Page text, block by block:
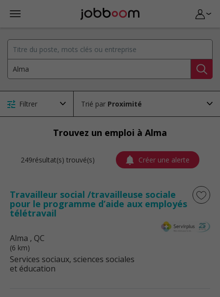
Filtrer Trié par
Trouvez un emploi à Alma
249résultat(s) trouvé(s) Créer une alerte
Travailleur social /travailleuse sociale
pour le programme d’aide aux employés
télétravail
Alma , QC
(6 km)
Services sociaux, sciences sociales
et éducation